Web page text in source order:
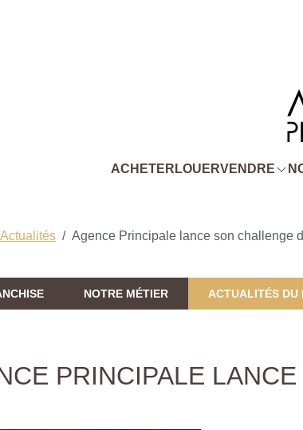
ACHETER LOUERVENDRE
Actualités Agence Principale lance son challenge
NOTRE MÉTIER ACTUALITÉS DU
PRINCIPALE